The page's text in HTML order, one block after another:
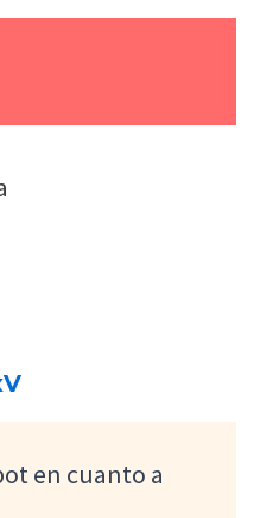
en cuanto a